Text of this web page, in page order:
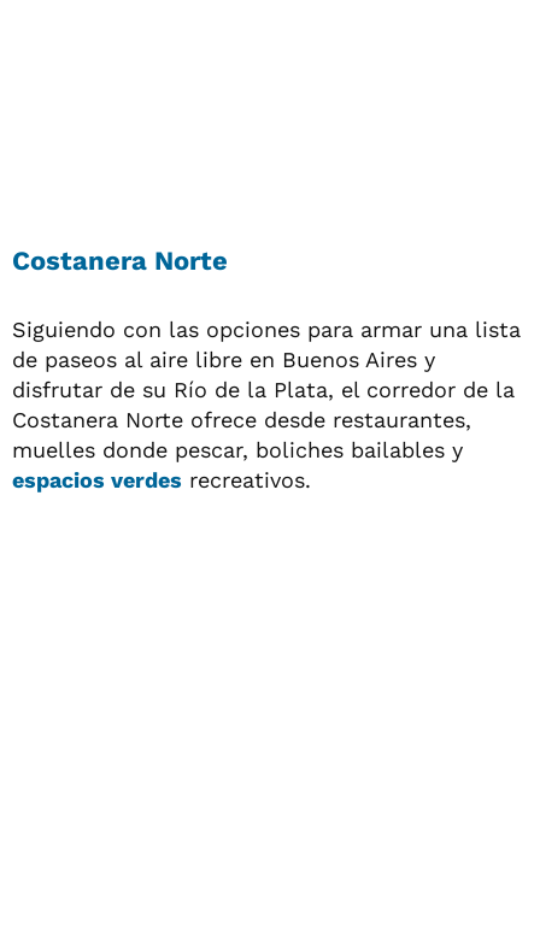
Costanera Norte
Siguiendo con las opciones para armar una lista
de paseos al aire libre en Buenos Aires y
disfrutar de su Río de la Plata, el corredor de la
Costanera Norte ofrece desde restaurantes,
muelles donde pescar, boliches bailables y
espacios verdes recreativos.